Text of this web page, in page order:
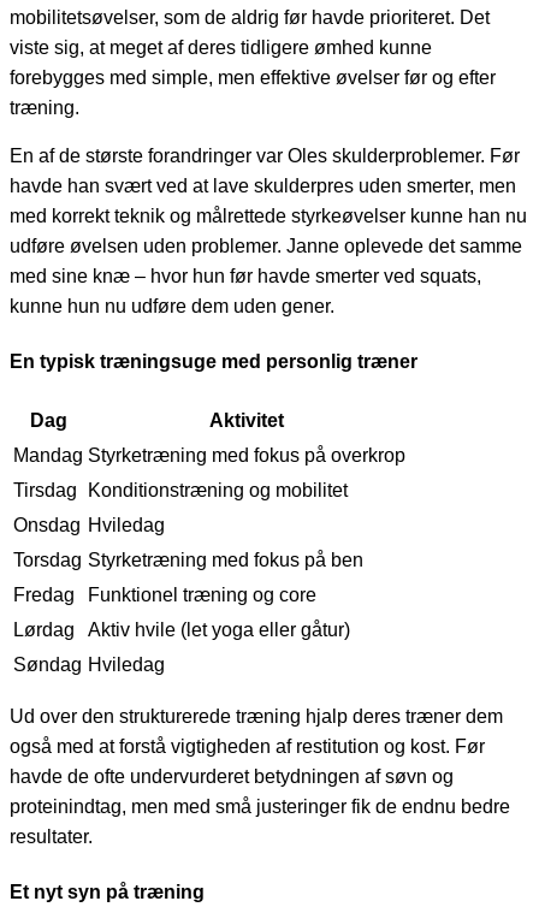
mobilitetsøvelser, som de aldrig før havde prioriteret. Det
viste sig, at meget af deres tidligere ømhed kunne
forebygges med simple, men effektive øvelser før og efter
træning.
En af de største forandringer var Oles skulderproblemer. Før
havde han svært ved at lave skulderpres uden smerter, men
med korrekt teknik og målrettede styrkeøvelser kunne han nu
udføre øvelsen uden problemer. Janne oplevede det samme
med sine knæ – hvor hun før havde smerter ved squats,
kunne hun nu udføre dem uden gener.
En typisk træningsuge med personlig træner
Dag
Aktivitet
Mandag Styrketræning med fokus på overkrop
Tirsdag
Konditionstræning og mobilitet
Onsdag Hviledag
Torsdag Styrketræning med fokus på ben
Fredag
Funktionel træning og core
Lørdag
Aktiv hvile (let yoga eller gåtur)
Søndag Hviledag
Ud over den strukturerede træning hjalp deres træner dem
også med at forstå vigtigheden af restitution og kost. Før
havde de ofte undervurderet betydningen af søvn og
proteinindtag, men med små justeringer fik de endnu bedre
resultater.
Et nyt syn på træning